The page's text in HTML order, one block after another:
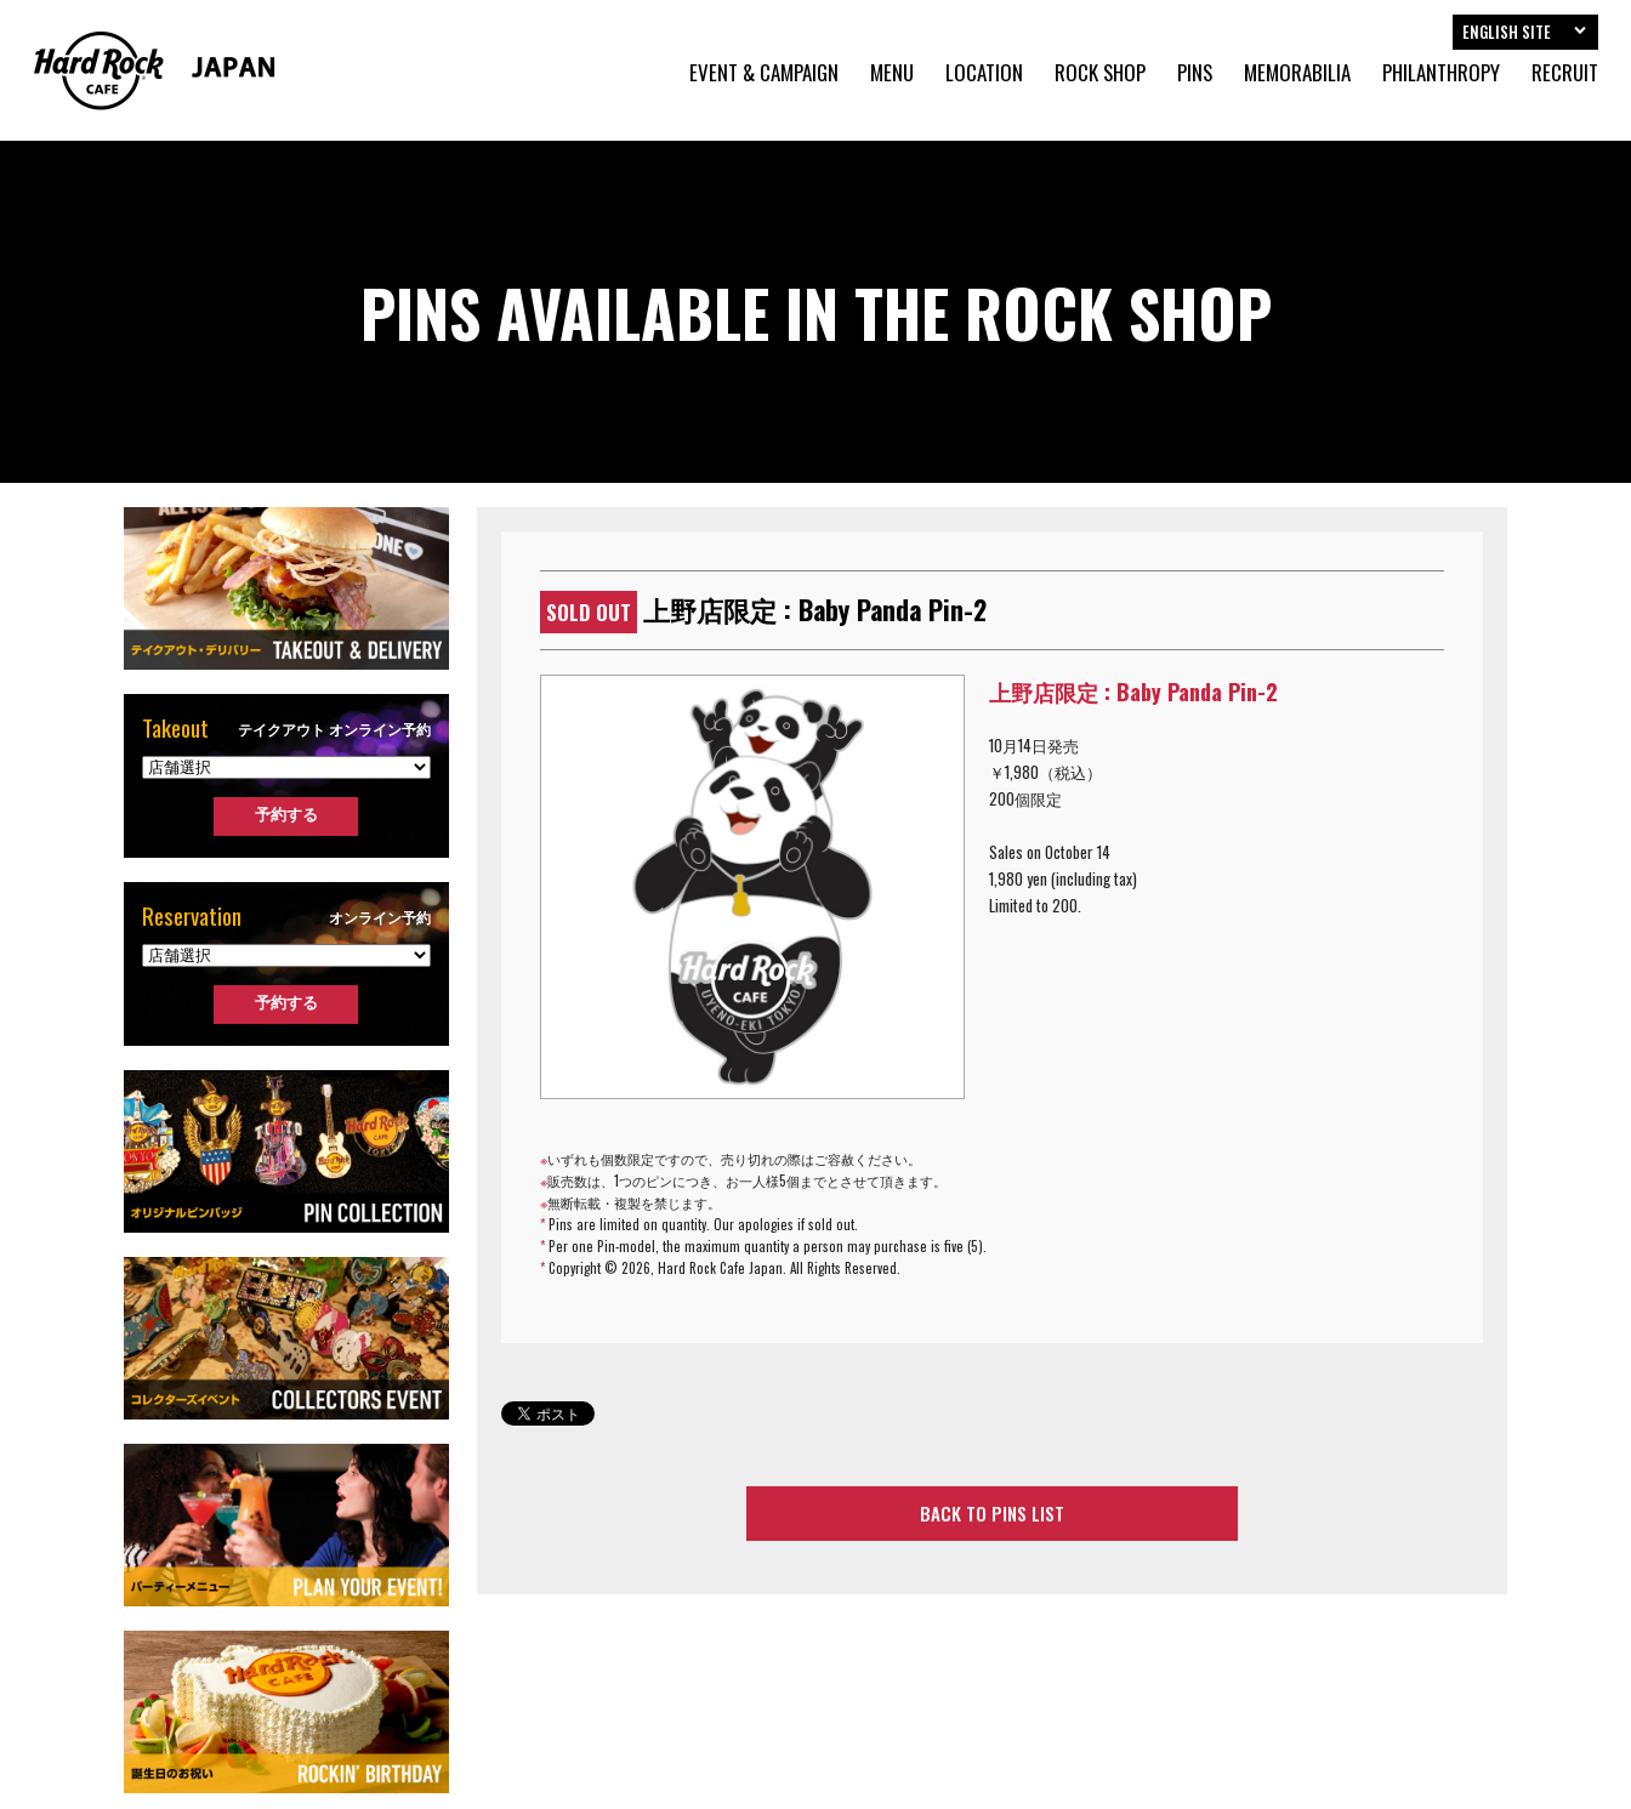
EVENT & CAMPAIGN MENU LOCATION ROCK SHOP PINS MEMORABILIA PHILANTHROPY RECRUIT
ENGLISH SITE
PINS AVAILABLE IN THE ROCK SHOP
SOLD OUT 上野店限定 : Baby Panda Pin-2
上野店限定 : Baby Panda Pin-2
10月14日発売
￥1,980（税込）
200個限定
Sales on October 14
1,980 yen (including tax)
Limited to 200.
※いずれも個数限定ですので、売り切れの際はご容赦ください。
※販売数は、1つのピンにつき、お一人様5個までとさせて頂きます。
※無断転載・複製を禁じます。
*Pins are limited on quantity. Our apologies if sold out.
*Per one Pin-model, the maximum quantity a person may purchase is five (5).
*Copyright ©2026, Hard Rock Cafe Japan. All Rights Reserved.
BACK TO PINS LIST
Takeout テイクアウト オンライン予約
Reservation オンライン予約